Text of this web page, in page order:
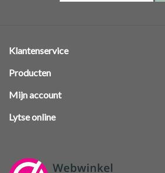
Klantenservice
Producten
Mijn account
Lytse online